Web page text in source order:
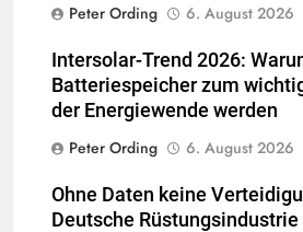
Peter Ording
6. August 2026
Intersolar-Trend 2026:
Batteriespeicher zum
der Energiewende werden
Peter Ording
6. August 2026
Ohne Daten keine
Deutsche